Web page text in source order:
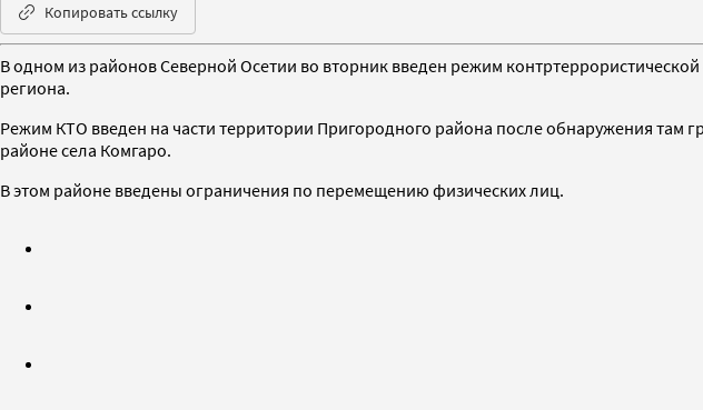
Копировать ссылку
В одном из районов Северной Осетии во вторник введен режим
региона.
Режим КТО введен на части территории Пригородного района после обнаружения
районе села Комгаро.
В этом районе введены ограничения по перемещению физических лиц.